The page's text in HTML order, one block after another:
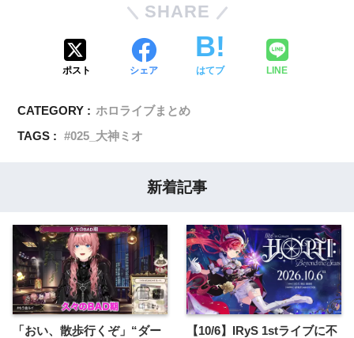
SHARE
ポスト シェア はてブ LINE
CATEGORY : ホロライブまとめ
TAGS :
025_大神ミオ
新着記事
「おい、散歩行くぞ」“ダー
【10/6】IRyS 1stライブに不